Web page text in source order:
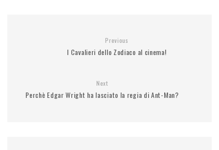
Previous
I Cavalieri dello Zodiaco al cinema!
Next
Perchè Edgar Wright ha lasciato la regia di Ant-Man?